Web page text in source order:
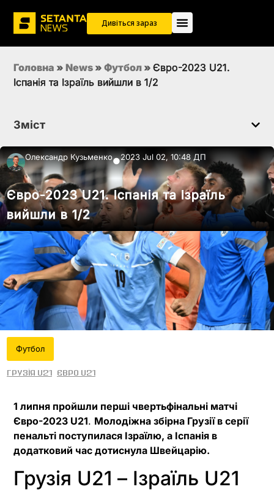
Дивіться зараз
Головна » News » Футбол » Євро-2023 U21.
Іспанія та Ізраїль вийшли в 1/2
Зміст
Олександр Кузьменко●2023 Jul 02, 10:48 ДП
Євро-2023 U21. Іспанія та Ізраїль
вийшли в 1/2
Футбол
Грузія U21 Євро U21
1 липня пройшли перші чвертьфінальні матчі
Євро-2023 U21. Молодіжна збірна Грузії в серії
пенальті поступилася Ізраїлю, а Іспанія в
додатковий час дотиснула Швейцарію.
Грузія U21 – Ізраїль U21